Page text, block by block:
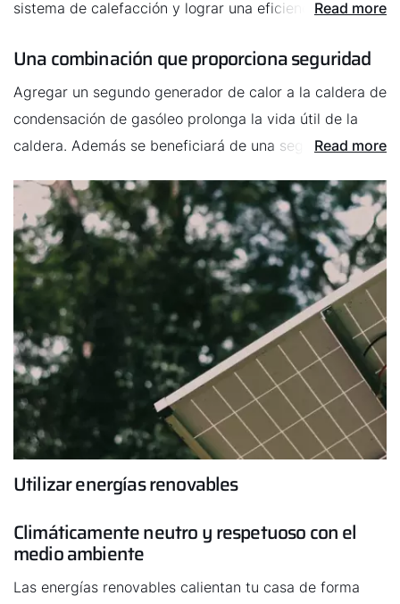
sistema de calefacción y lograr una eficiencia óptima.
tanto, menores costes de calefacción.
Read more
Una combinación que proporciona seguridad
Agregar un segundo generador de calor a la caldera de
condensación de gasóleo prolonga la vida útil de la
caldera. Además se beneficiará de una seguridad
los dos generadores de calor podrá seguir
funcionando.
Read more
Utilizar energías renovables
Climáticamente neutro y respetuoso con el
medio ambiente
Las energías renovables calientan tu casa de forma
¡Hola!
¿Cómo podemos ayudarte?
Contacto de servicio
Línea de atención al cliente
Encontrar a tu experto
Links importantes
Carrera profesional
Sustentabilidad